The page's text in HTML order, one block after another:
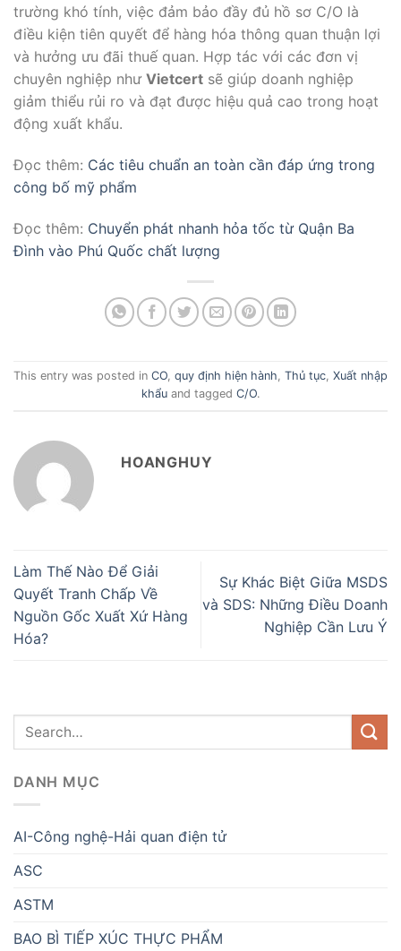
trường khó tính, việc đảm bảo đầy đủ hồ sơ C/O là
điều kiện tiên quyết để hàng hóa thông quan thuận lợi
và hưởng ưu đãi thuế quan. Hợp tác với các đơn vị
chuyên nghiệp như Vietcert sẽ giúp doanh nghiệp
giảm thiểu rủi ro và đạt được hiệu quả cao trong hoạt
động xuất khẩu.
Đọc thêm: Các tiêu chuẩn an toàn cần đáp ứng trong
công bố mỹ phẩm
Đọc thêm: Chuyển phát nhanh hỏa tốc từ Quận Ba
Đình vào Phú Quốc chất lượng
This entry was posted in CO quy định hiện hành Thủ tục Xuất nhập
khẩuand tagged C/O.
HOANGHUY
Làm Thế Nào Để Giải
Quyết Tranh Chấp Về
Nguồn Gốc Xuất Xứ Hàng
Hóa?
Sự Khác Biệt Giữa MSDS
và SDS: Những Điều Doanh
Nghiệp Cần Lưu Ý
DANH MỤC
AI-Công nghệ-Hải quan điện tử
ASC
ASTM
BAO BÌ TIẾP XÚC THỰC PHẨM